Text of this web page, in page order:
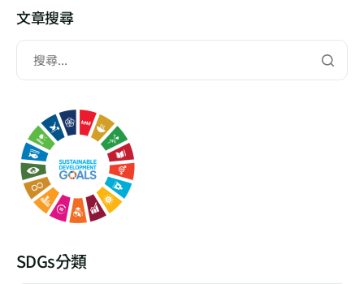
文章搜尋
SDGs分類